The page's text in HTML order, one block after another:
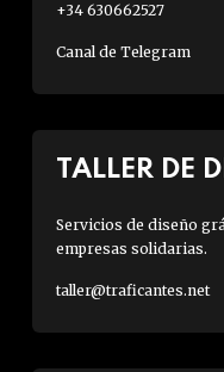
+34 630662527
Canal de Telegram
TALLER DE
Servicios de diseño
empresas solidarias.
taller@traficantes.net